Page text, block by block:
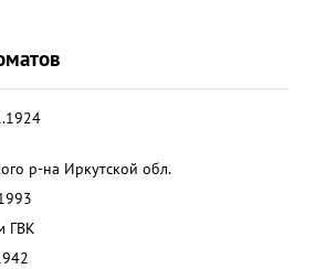
р-на Иркутской обл.
ГВК